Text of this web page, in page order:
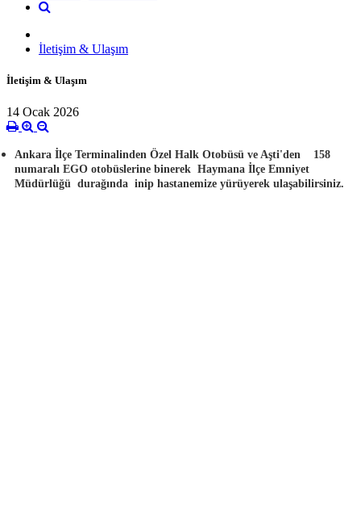
İletişim & Ulaşım
İletişim & Ulaşım
14 Ocak 2026
Ankara İlçe Terminalinden Özel Halk Otobüsü ve Aşti'den
158
numaralı EGO otobüslerine binerek Haymana İlçe Emniyet
Müdürlüğü durağında inip hastanemize yürüyerek ulaşabilirsiniz.